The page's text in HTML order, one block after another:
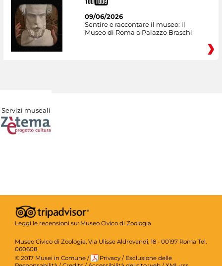
09/06/2026
Sentire e raccontare il museo: il
Museo di Roma a Palazzo Braschi
Servizi museali
Leggi le recensioni su: Museo Civico di Zoologia
Museo Civico di Zoologia, Via Ulisse Aldrovandi, 18 - 00197 Roma Tel.
060608
© 2017 Musei in Comune / Privacy / Esclusione delle